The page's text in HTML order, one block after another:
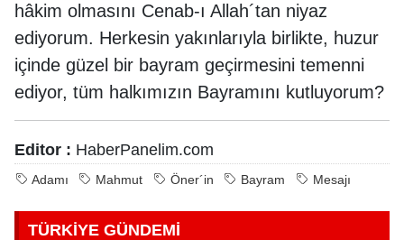
hâkim olmasını Cenab-ı Allah´tan niyaz
ediyorum. Herkesin yakınlarıyla birlikte, huzur
içinde güzel bir bayram geçirmesini temenni
ediyor, tüm halkımızın Bayramını kutluyorum?
Editor : HaberPanelim.com
Adamı Mahmut Öner´in Bayram Mesajı
TÜRKİYE GÜNDEMİ